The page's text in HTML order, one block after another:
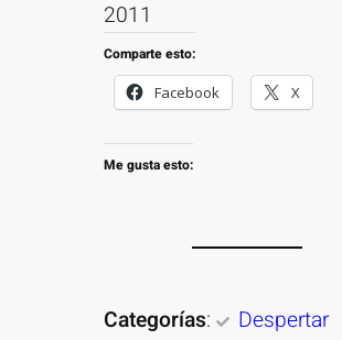
2011
Comparte esto:
Facebook
X
Me gusta esto:
Categorías: Despertar